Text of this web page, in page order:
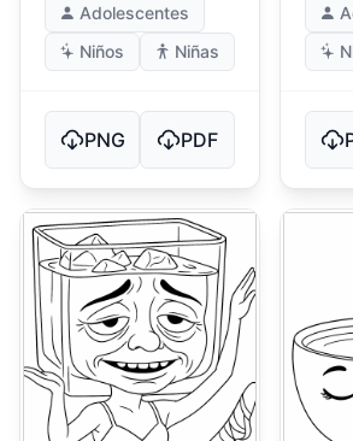
Adolescentes
Niños
Niñas
PNG PDF